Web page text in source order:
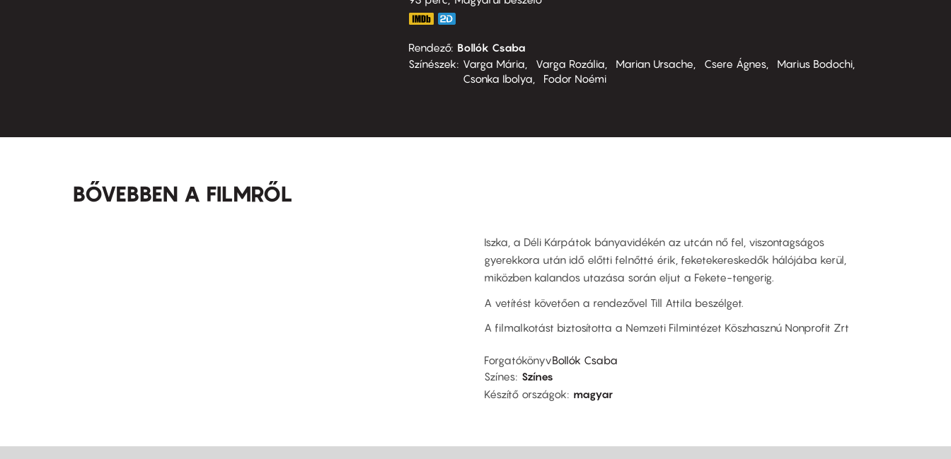
Rendező Bollók Csaba
Színészek
Varga Mária Varga Rozália Marian Ursache Csere Ágnes
Marius Bodochi
Csonka Ibolya
Fodor Noémi
BŐVEBBEN A FILMRŐL
Iszka, a Déli Kárpátok bányavidékén az utcán nő fel, viszontagságos
gyerekkora után idő előtti felnőtté érik, feketekereskedők hálójába kerül,
miközben kalandos utazása során eljut a Fekete-tengerig.
A vetítést követően a rendezővel Till Attila beszélget.
A filmalkotást biztosította a Nemzeti Filmintézet Köszhasznú Nonprofit Zrt
ForgatókönyvBollók Csaba
Színes Színes
Készítő országok
magyar